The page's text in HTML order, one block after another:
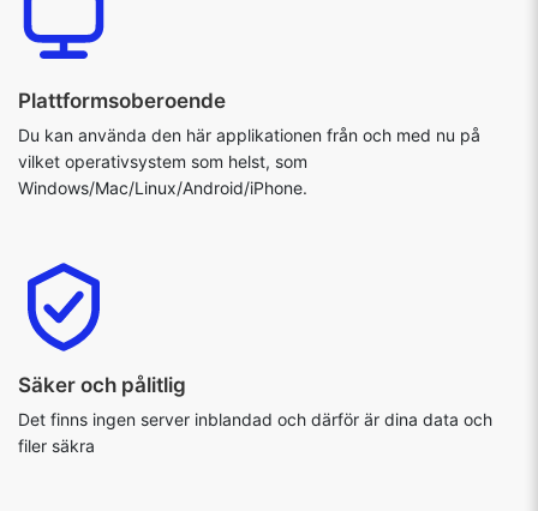
Plattformsoberoende
Du kan använda den här applikationen från och med nu på
vilket operativsystem som helst, som
Windows/Mac/Linux/Android/iPhone.
Säker och pålitlig
Det finns ingen server inblandad och därför är dina data och
filer säkra